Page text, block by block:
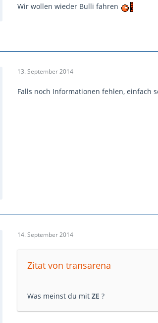
Wir wollen wieder Bulli fahren
13. September 2014
Falls noch Informationen fehlen, einfach
14. September 2014
Zitat von transarena
Was meinst du mit ZE ?